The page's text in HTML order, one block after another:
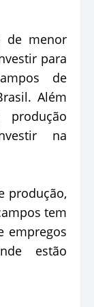
de menor
para
de
Além
na
produção,
tem
empregos
estão